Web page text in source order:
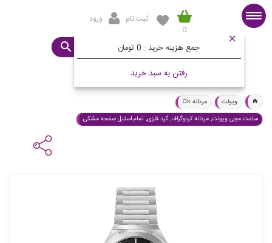
0
جمع هزینه خرید :
رفتن به سبد خرید
ثبت نام ورود
ساعت مورد نظرتان چیست؟
ویولت
مردانه Ok
ساعت مچی ویولت, مردانه کرنوگراف, گرد فلزی, تمام استیل صفحه مشکی